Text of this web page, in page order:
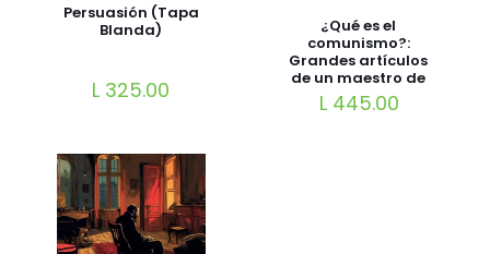
Persuasión (Tapa
Blanda)
L 325.00
¿Qué es el
comunismo?:
Grandes artículos
de un maestro de
la pintura
hondureña Tapa
L445.00